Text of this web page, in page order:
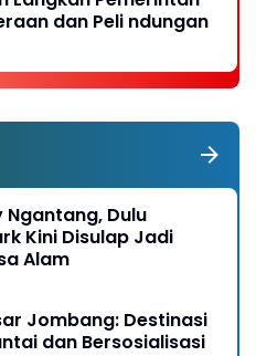
dan Peli ndungan
Ngantang, Dulu
Kini Disulap Jadi
Alam
Jombang: Destinasi
dan Bersosialisasi